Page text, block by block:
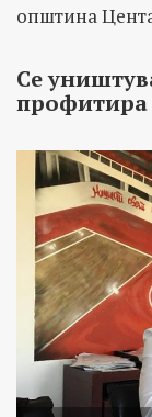
општина
Се
профитира